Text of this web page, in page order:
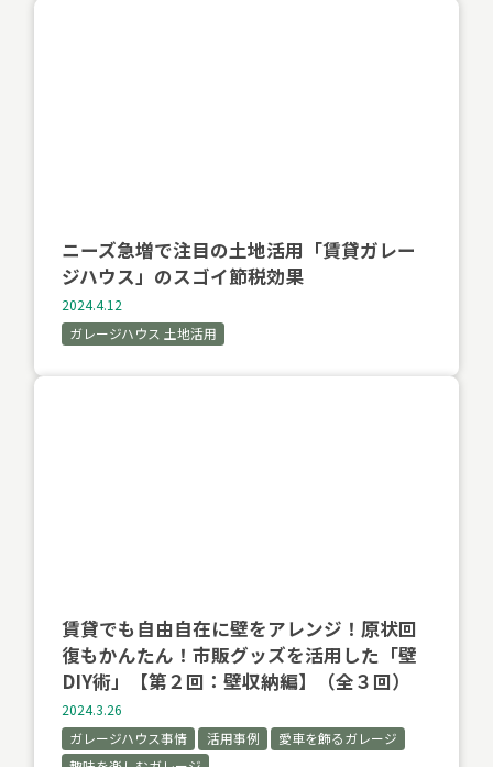
ニーズ急増で注目の土地活用「賃貸ガレー
ジハウス」のスゴイ節税効果
2024.4.12
ガレージハウス 土地活用
賃貸でも自由自在に壁をアレンジ！原状回
復もかんたん！市販グッズを活用した「壁
DIY術」【第２回：壁収納編】（全３回）
2024.3.26
ガレージハウス事情
活用事例
愛車を飾るガレージ